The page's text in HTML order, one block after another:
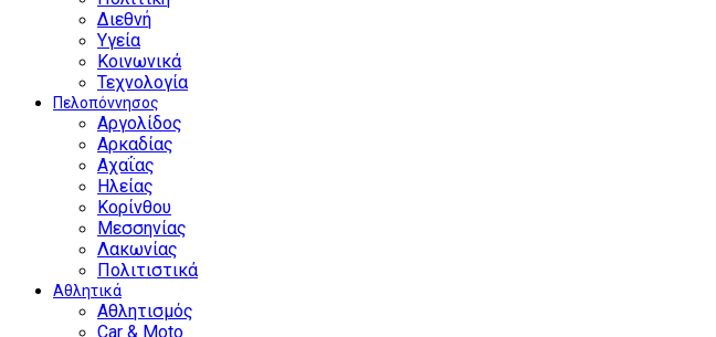
Διεθνή
Υγεία
Κοινωνικά
Τεχνολογία
Πελοπόννησος
Αργολίδος
Αρκαδίας
Αχαΐας
Ηλείας
Κορίνθου
Μεσσηνίας
Λακωνίας
Πολιτιστικά
Αθλητικά
Αθλητισμός
Car & Moto